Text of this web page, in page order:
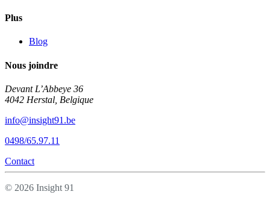
Plus
Blog
Nous joindre
Devant L’Abbeye 36
4042 Herstal, Belgique
info@insight91.be
0498/65.97.11
Contact
© 2026 Insight 91